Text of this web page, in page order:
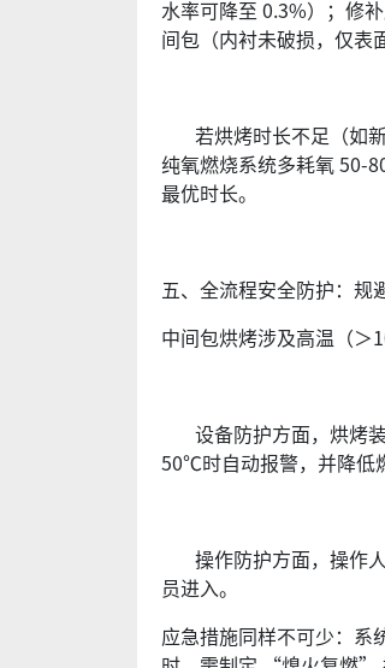
水率可降至 0.3%）；修
间包（内衬未破损，仅表
若烘烤时长不足（如新
纯氧燃烧系统多耗氧 50-
最优时长。
五、全流程安全防护：规
中间包烘烤涉及高温（＞
设备防护方面，烘烤装
50℃时自动报警，并降低
操作防护方面，操作人
员进入。
应急措施同样不可少：系